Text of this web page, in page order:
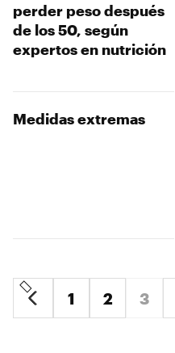
perder peso después
de los 50, según
expertos en nutrición
Medidas extremas
1 2 3